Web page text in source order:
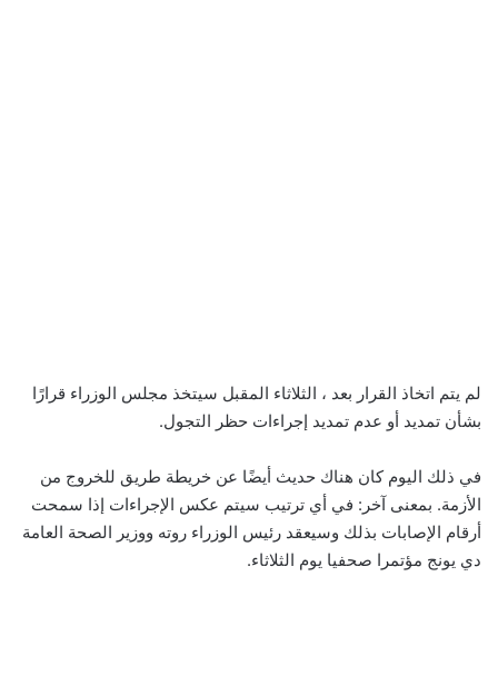
لم يتم اتخاذ القرار بعد ، الثلاثاء المقبل سيتخذ مجلس الوزراء قرارًا
بشأن تمديد أو عدم تمديد إجراءات حظر التجول.
في ذلك اليوم كان هناك حديث أيضًا عن خريطة طريق للخروج من
الأزمة. بمعنى آخر: في أي ترتيب سيتم عكس الإجراءات إذا سمحت
أرقام الإصابات بذلك وسيعقد رئيس الوزراء روته ووزير الصحة العامة
دي يونج مؤتمرا صحفيا يوم الثلاثاء.